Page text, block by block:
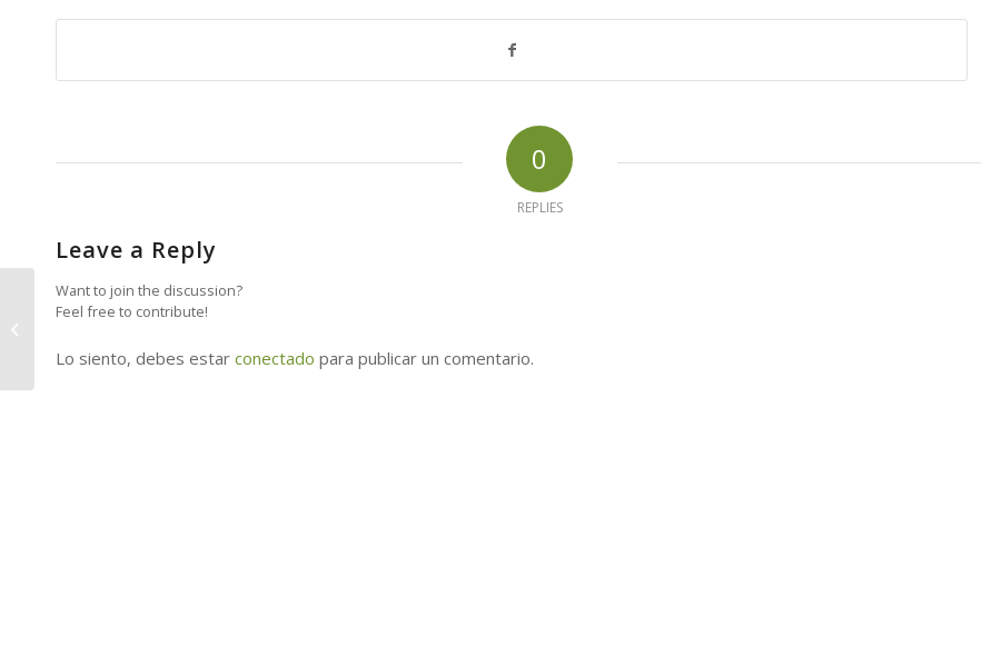
0
REPLIES
Leave a Reply
Want to join the discussion?
Feel free to contribute!
Lo siento, debes estar conectado para publicar un comentario.
Horarios de apertura y cierre este
motivo de la...